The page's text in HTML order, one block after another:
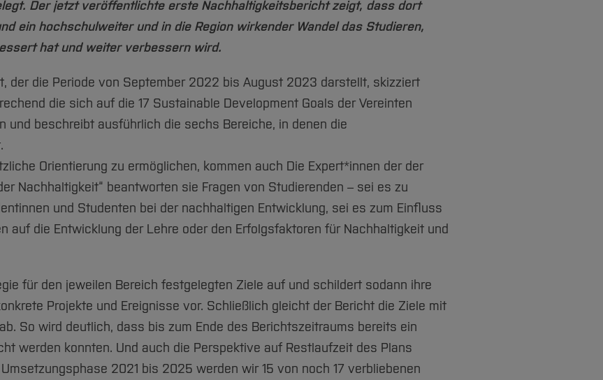
Der jetzt veröffentlichte erste Nachhaltigkeitsbericht zeigt, dass dort
ein hochschulweiter und in die Region wirkender Wandel das Studieren,
hat und weiter verbessern wird.
der die Periode von September 2022 bis August 2023 darstellt, skizziert
die sich auf die 17 Sustainable Development Goals der Vereinten
und beschreibt ausführlich die sechs Bereiche, in denen die
Orientierung zu ermöglichen, kommen auch Die Expert*innen der der
Nachhaltigkeit“ beantworten sie Fragen von Studierenden – sei es zu
und Studenten bei der nachhaltigen Entwicklung, sei es zum Einfluss
auf die Entwicklung der Lehre oder den Erfolgsfaktoren für Nachhaltigkeit und
für den jeweilen Bereich festgelegten Ziele auf und schildert sodann ihre
Projekte und Ereignisse vor. Schließlich gleicht der Bericht die Ziele mit
So wird deutlich, dass bis zum Ende des Berichtszeitraums bereits ein
werden konnten. Und auch die Perspektive auf Restlaufzeit des Plans
2021 bis 2025 werden wir 15 von noch 17 verbliebenen